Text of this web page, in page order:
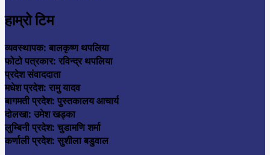
हाम्रो टिम
व्यवस्थापक: बालकृष्ण थपलिया
फोटो पत्रकार: रविन्द्र थपलिया
प्रदेश संवाददाता
मधेश प्रदेश: रामु यादव
बागमती प्रदेश: पुस्तकालय आचार्य
दोलखा: उमेश खड्का
लुम्बिनी प्रदेश: चुडामणि शर्मा
कर्णाली प्रदेश: सुशीला बडुवाल